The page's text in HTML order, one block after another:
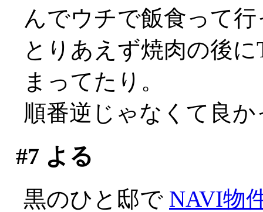
んでウチで飯食って
とりあえず焼肉の後
まってたり。
順番逆じゃなくて良
#7 よる
黒のひと邸で NAVI物